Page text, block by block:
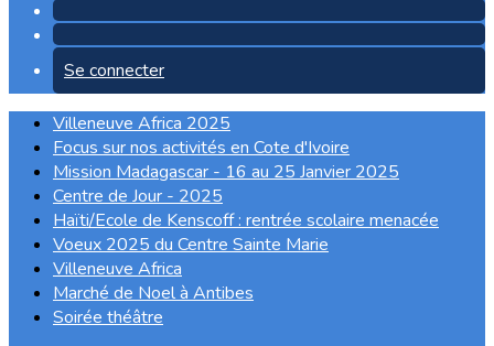
Se connecter
Villeneuve Africa 2025
Focus sur nos activités en Cote d'Ivoire
Mission Madagascar - 16 au 25 Janvier 2025
Centre de Jour - 2025
Haïti/Ecole de Kenscoff : rentrée scolaire menacée
Voeux 2025 du Centre Sainte Marie
Villeneuve Africa
Marché de Noel à Antibes
Soirée théâtre